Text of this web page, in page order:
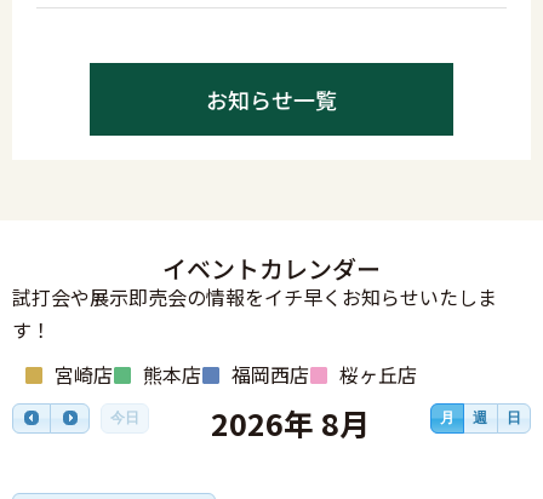
お知らせ一覧
イベントカレンダー
試打会や展示即売会の情報をイチ早くお知らせいたしま
す！
宮崎店
熊本店 福岡西店 桜ヶ丘店
今日 月 週 日
2026年 8月